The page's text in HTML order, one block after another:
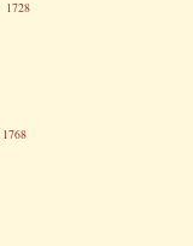
1728
1768